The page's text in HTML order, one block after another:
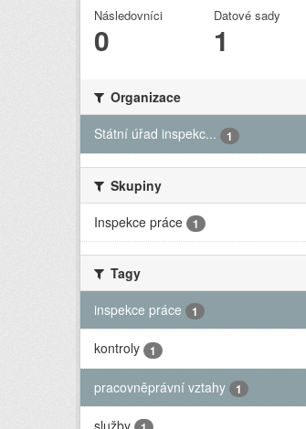
Následovníci
0
Datové sady
1
Organizace
Státní úřad inspekc...
1
Skupiny
Inspekce práce
1
Tagy
inspekce práce
1
kontroly 1
pracovněprávní vztahy 1
služby